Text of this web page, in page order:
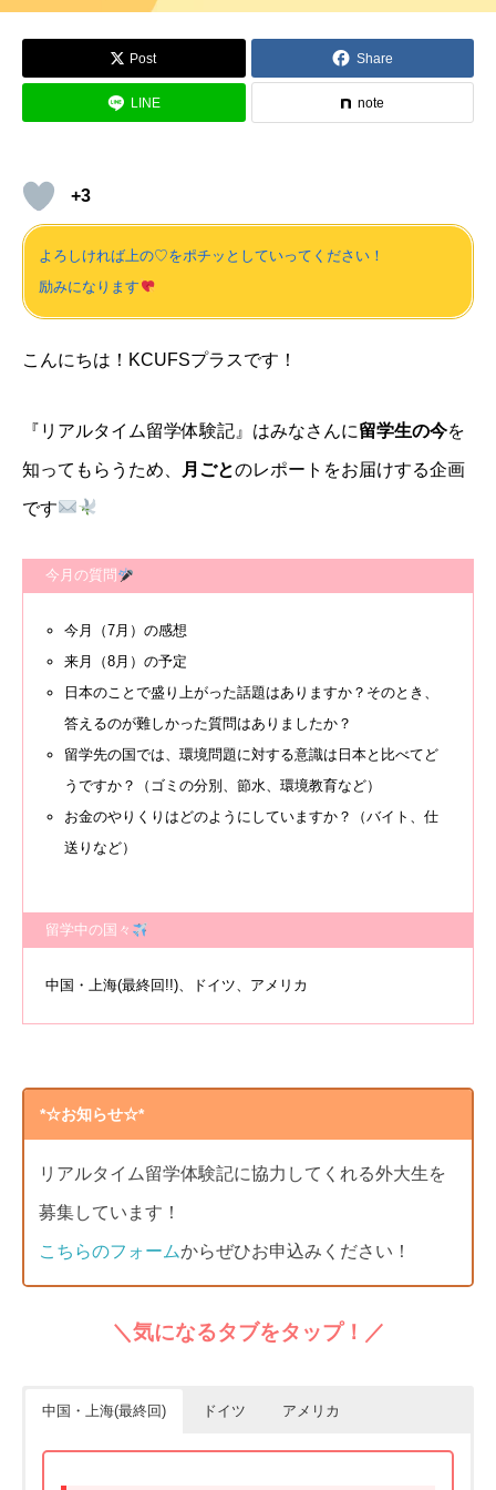
Post Share
LINE note
+3
よろしければ上の♡をポチッとしていってください！
励みになります
こんにちは！KCUFSプラスです！
『リアルタイム留学体験記』はみなさんに留学生の今を
知ってもらうため、 月ごとのレポートをお届けする企画
です
今月の質問
今月（7月）の感想
来月（8月）の予定
日本のことで盛り上がった話題はありますか？そのとき、
答えるのが難しかった質問はありましたか？
留学先の国では、環境問題に対する意識は日本と比べてど
うですか？（ゴミの分別、節水、環境教育など）
お金のやりくりはどのようにしていますか？（バイト、仕
送りなど）
留学中の国々
中国・上海(最終回!!)、ドイツ、アメリカ
*☆お知らせ☆*
リアルタイム留学体験記に協力してくれる外大生を
募集しています！
こちらのフォームからぜひお申込みください！
＼気になるタブをタップ！／
中国・上海(最終回) ドイツ アメリカ